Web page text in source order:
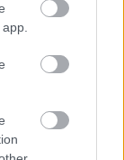
Grand
– over 30 år